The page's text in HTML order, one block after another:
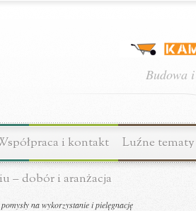
Budowa
i kontakt Luźne tematy
– dobór i aranżacja
na wykorzystanie i pielęgnację